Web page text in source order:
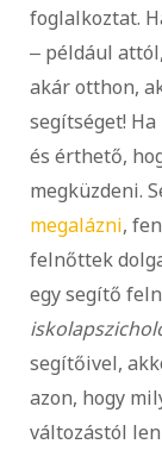
foglalkoztat.
‒ például
akár otthon,
segítséget!
és érthető,
megküzdeni.
megalázni,
felnőttek
egy segítő
segítőivel,
azon, hogy
változástól